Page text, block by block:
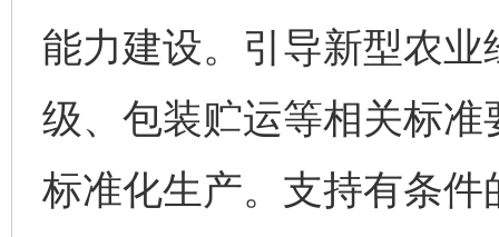
能力建设。引导新型农
级、包装贮运等相关标
标准化生产。支持有条